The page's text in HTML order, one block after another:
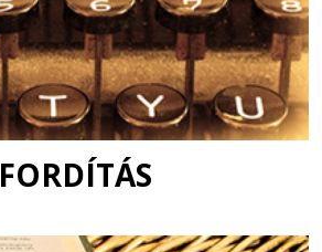
FORDÍTÁS